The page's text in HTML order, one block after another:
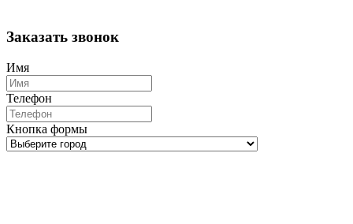
Заказать звонок
Имя
Телефон
Кнопка формы